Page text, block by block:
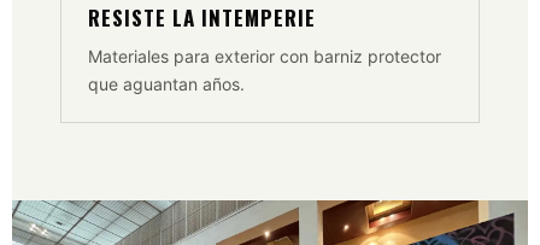
RESISTE LA INTEMPERIE
Materiales para exterior con barniz protector
que aguantan años.